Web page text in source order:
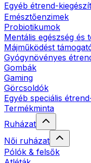
Egyéb étrend-
Emésztőenzimek
Probiotikumok
Mentális egészség és
Májműködést
Gyógynövényes
Gombák
Gaming
Görcsoldók
Egyéb speciális
Termékminta
Ruházat
Női ruházat
Pólók & felsők